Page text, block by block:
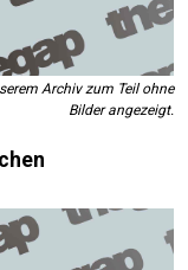
Archiv zum Teil ohne
Bilder angezeigt.